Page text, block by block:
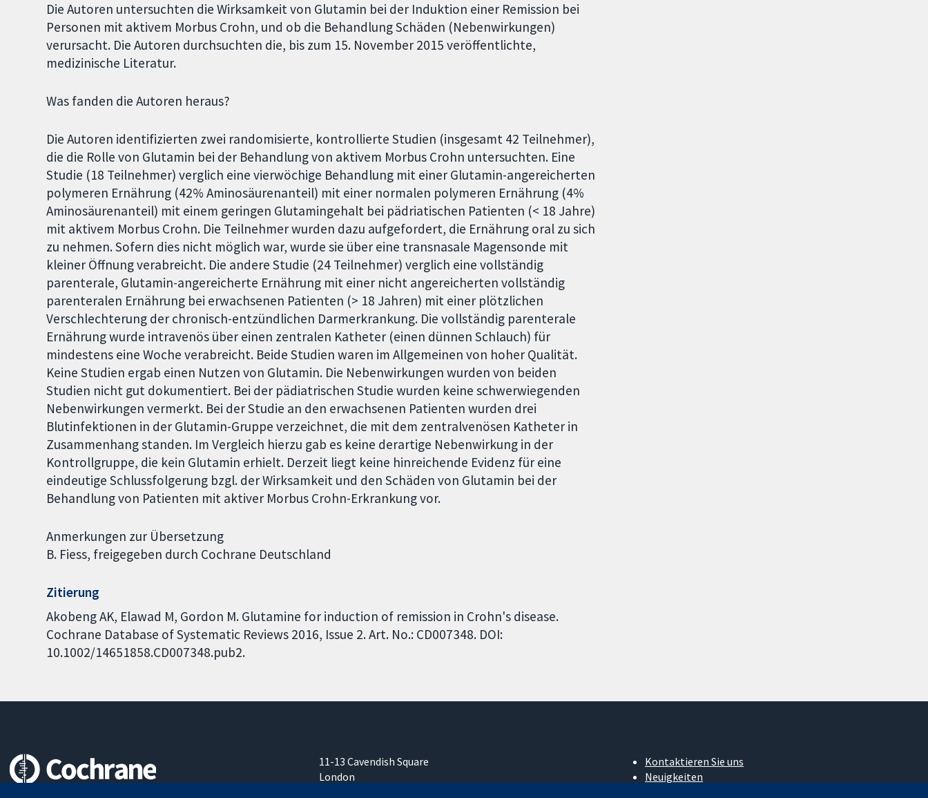
Die Autoren untersuchten die Wirksamkeit von Glutamin bei der Induktion einer Remission bei
Personen mit aktivem Morbus Crohn, und ob die Behandlung Schäden (Nebenwirkungen)
verursacht. Die Autoren durchsuchten die, bis zum 15. November 2015 veröffentlichte,
medizinische Literatur.
Was fanden die Autoren heraus?
Die Autoren identifizierten zwei randomisierte, kontrollierte Studien (insgesamt 42 Teilnehmer),
die die Rolle von Glutamin bei der Behandlung von aktivem Morbus Crohn untersuchten. Eine
Studie (18 Teilnehmer) verglich eine vierwöchige Behandlung mit einer Glutamin-angereicherten
polymeren Ernährung (42% Aminosäurenanteil) mit einer normalen polymeren Ernährung (4%
Aminosäurenanteil) mit einem geringen Glutamingehalt bei pädriatischen Patienten (< 18 Jahre)
mit aktivem Morbus Crohn. Die Teilnehmer wurden dazu aufgefordert, die Ernährung oral zu sich
zu nehmen. Sofern dies nicht möglich war, wurde sie über eine transnasale Magensonde mit
kleiner Öffnung verabreicht. Die andere Studie (24 Teilnehmer) verglich eine vollständig
parenterale, Glutamin-angereicherte Ernährung mit einer nicht angereicherten vollständig
parenteralen Ernährung bei erwachsenen Patienten (> 18 Jahren) mit einer plötzlichen
Verschlechterung der chronisch-entzündlichen Darmerkrankung. Die vollständig parenterale
Ernährung wurde intravenös über einen zentralen Katheter (einen dünnen Schlauch) für
mindestens eine Woche verabreicht. Beide Studien waren im Allgemeinen von hoher Qualität.
Keine Studien ergab einen Nutzen von Glutamin. Die Nebenwirkungen wurden von beiden
Studien nicht gut dokumentiert. Bei der pädiatrischen Studie wurden keine schwerwiegenden
Nebenwirkungen vermerkt. Bei der Studie an den erwachsenen Patienten wurden drei
Blutinfektionen in der Glutamin-Gruppe verzeichnet, die mit dem zentralvenösen Katheter in
Zusammenhang standen. Im Vergleich hierzu gab es keine derartige Nebenwirkung in der
Kontrollgruppe, die kein Glutamin erhielt. Derzeit liegt keine hinreichende Evidenz für eine
eindeutige Schlussfolgerung bzgl. der Wirksamkeit und den Schäden von Glutamin bei der
Behandlung von Patienten mit aktiver Morbus Crohn-Erkrankung vor.
Anmerkungen zur Übersetzung
B. Fiess, freigegeben durch Cochrane Deutschland
Zitierung
Akobeng AK, Elawad M, Gordon M. Glutamine for induction of remission in Crohn's disease.
Cochrane Database of Systematic Reviews 2016, Issue 2. Art. No.: CD007348. DOI:
10.1002/14651858.CD007348.pub2.
11-13 Cavendish Square
London
Kontaktieren Sie uns
Neuigkeiten